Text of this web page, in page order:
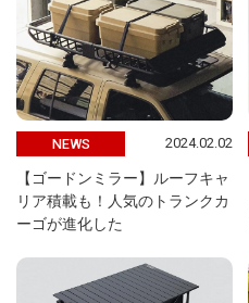
NEWS 2024.02.02
【ゴードンミラー】ルーフキャ
リア積載も！人気のトランクカ
ーゴが進化した